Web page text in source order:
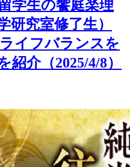
学生の饗庭楽理
研究室修了生）
イフバランスを
介（2025/4/8）